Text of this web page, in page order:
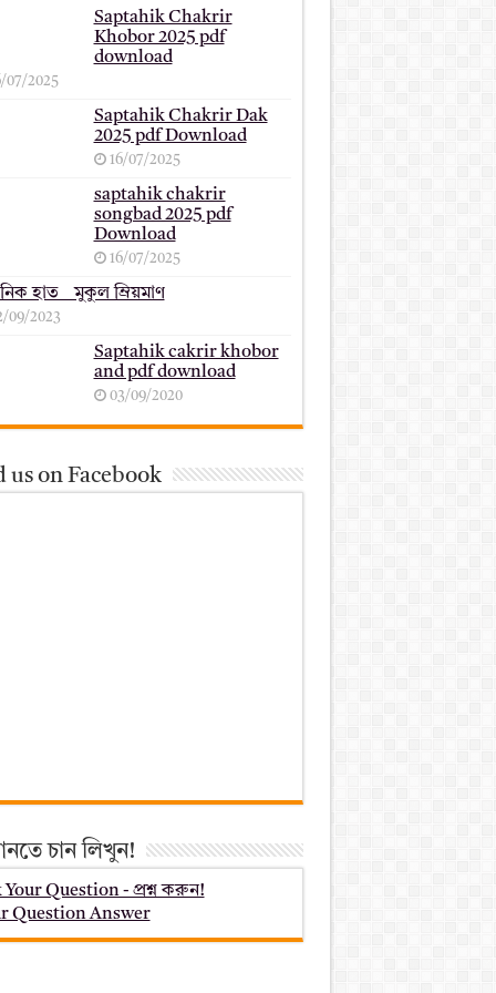
Saptahik Chakrir
Khobor 2025 pdf
download
07/2025
Saptahik Chakrir Dak
2025 pdf Download
16/07/2025
saptahik chakrir
songbad 2025 pdf
Download
16/07/2025
হাত _ মুকুল ম্রিয়মাণ
09/2023
Saptahik cakrir khobor
and pdf download
03/09/2020
us on Facebook
চান লিখুন!
Your Question - প্রশ্ন করুন!
Question Answer